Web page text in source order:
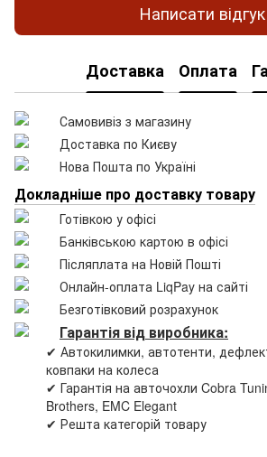
Написати відгук
Доставка Оплата
Самовивіз з магазину
Доставка по Києву
Нова Пошта по Україні
Докладніше про доставку товару
Готівкою у офісі
Банківською картою в офісі
Післяплата на Новій Пошті
Онлайн-оплата LiqPay на сайті
Безготівковий розрахунок
Гарантія від виробника:
✔ Автокилимки, автотенти,
ковпаки на колеса
✔ Гарантія на авточохли Cobra
Brothers, EMC Elegant
✔ Решта категорій товару